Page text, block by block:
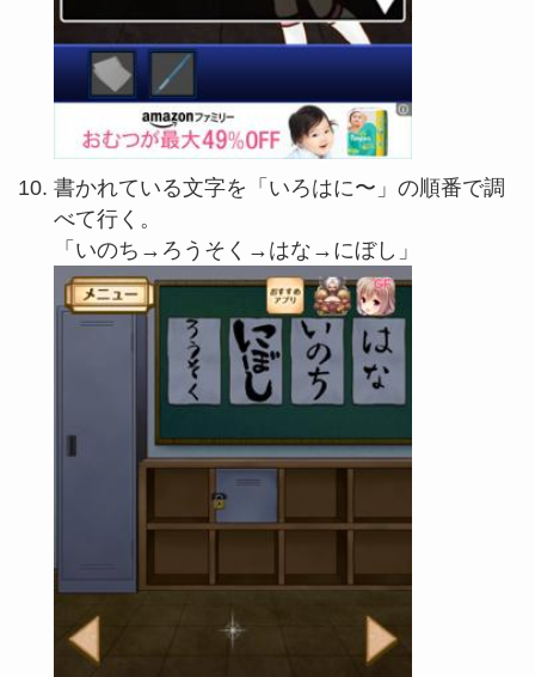
書かれている文字を「いろはに〜」の順番で調
べて行く。
「いのち→ろうそく→はな→にぼし」